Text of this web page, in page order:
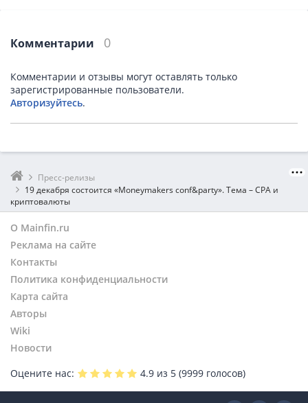
Комментарии 0
Комментарии и отзывы могут оставлять только
зарегистрированные пользователи.
Авторизуйтесь.
Пресс-релизы
​19 декабря состоится «Moneymakers conf&party». Тема –​ CPA и
криптовалюты
О Mainfin.ru
Реклама на сайте
Контакты
Политика конфиденциальности
Карта сайта
Авторы
Wiki
Новости
Оцените нас:
4.9 из 5 (9999 голосов)